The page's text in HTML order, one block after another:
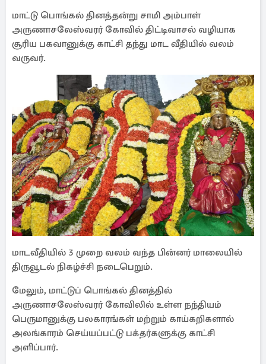
மாட்டு பொங்கல் தினத்தன்று சாமி அம்பாள்
அருணாசலேஸ்வரர் கோவில் திட்டிவாசல் வழியாக
சூரிய பகவானுக்கு காட்சி தந்து மாட வீதியில் வலம்
வருவர்.
மாடவீதியில் 3 முறை வலம் வந்த பின்னர் மாலையில்
திருவூடல் நிகழ்ச்சி நடைபெறும்.
மேலும், மாட்டுப் பொங்கல் தினத்தில்
அருணாசலேஸ்வரர் கோவிலில் உள்ள நந்தியம்
பெருமானுக்கு பலகாரங்கள் மற்றும் காய்கறிகளால்
அலங்காரம் செய்யப்பட்டு பக்தர்களுக்கு காட்சி
அளிப்பார்.